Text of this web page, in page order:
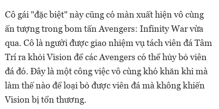
Cô gái "đặc biệt" này cũng có màn xuất hiện vô cùng
ấn tượng trong bom tấn Avengers: Infinity War vừa
qua. Cô là người được giao nhiệm vụ tách viên đá Tâm
Trí ra khỏi Vision để các Avengers có thể hủy bỏ viên
đá đó. Đây là một công việc vô cùng khó khăn khi mà
làm thế nào để loại bỏ được viên đá mà không khiến
Vision bị tổn thương.